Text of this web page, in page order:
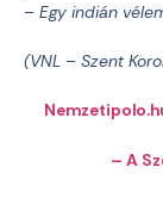
– Egy indián
(VNL – Szent
– A